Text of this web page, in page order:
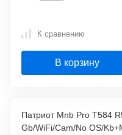
К сравнению
В корзину
Патриот Mnb Pro T584
Gb/WiFi/Cam/No OS/